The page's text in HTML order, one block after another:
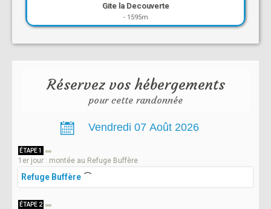
Gite la Decouverte
- 1595m
Réservez vos hébergements
pour cette randonnée
ÉTAPE 1
1er jour : montée au Refuge Buffère
Refuge Buffère
ÉTAPE 2